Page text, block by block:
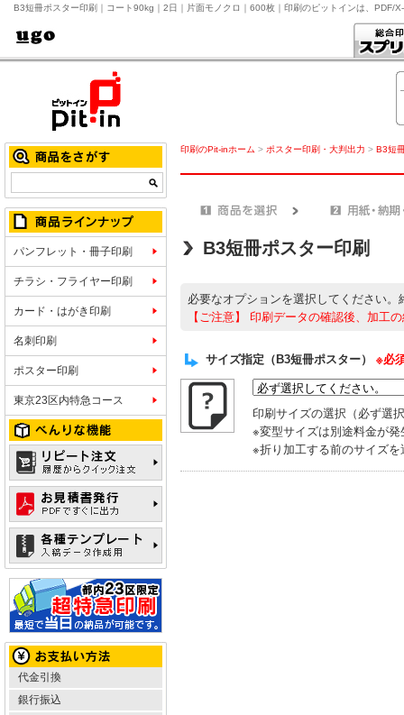
B3短冊ポスター印刷｜コート90kg｜2日｜片面モノクロ｜600枚｜印刷のピットインは、PDF/
パンフレット・冊子印刷
チラシ・フライヤー印刷
カード・はがき印刷
名刺印刷
ポスター印刷
東京23区内特急コース
代金引換
銀行振込
印刷のPit-inホーム > ポスター印刷・大判出力 > B3短
B3短冊ポスター印刷
必要なオプションを選択してください。
【ご注意】
印刷データの確認後、加工
サイズ指定（B3短冊ポスター） ※必
印刷サイズの選択（必ず選
※変型サイズは別途料金が
※折り加工する前のサイズ